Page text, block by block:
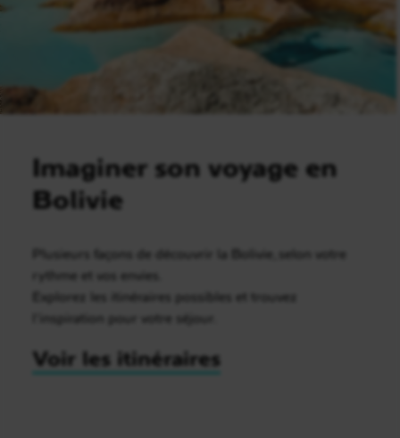
Imaginer son voyage en
Bolivie
Plusieurs façons de découvrir la Bolivie, selon votre
rythme et vos envies.
Explorez les itinéraires possibles et trouvez
l’inspiration pour votre séjour.
Voir les itinéraires